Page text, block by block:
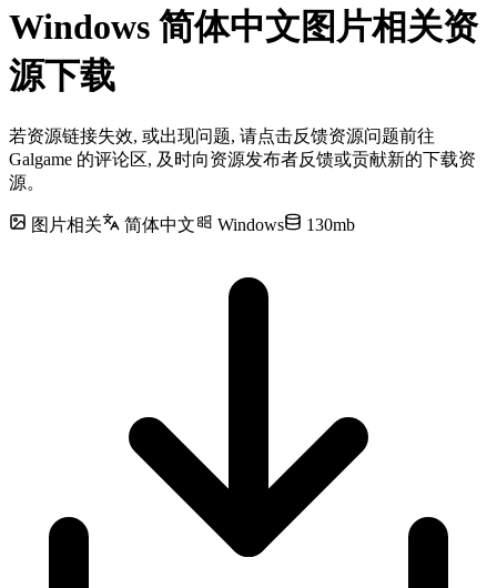
Windows 简体中文图片相关资
源下载
若资源链接失效, 或出现问题, 请点击反馈资源问题前往
Galgame 的评论区, 及时向资源发布者反馈或贡献新的下载资
源。
图片相关 简体中文 Windows 130mb